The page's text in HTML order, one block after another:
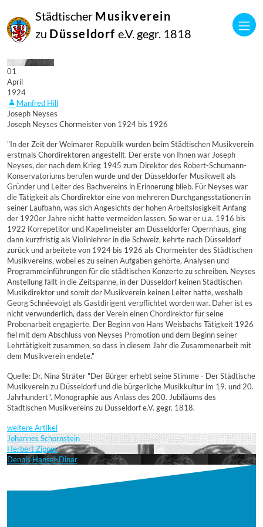
Städtischer Musikverein
zu Düsseldorf e.V. gegr. 1818
01
April
1924
Manfred Hill
Joseph Neyses
Joseph Neyses Chormeister von 1924 bis 1926
"In der Zeit der Weimarer Republik wurden beim Städtischen Musikverein
erstmals Chordirektoren angestellt. Der erste von Ihnen war Joseph
Neyses, der nach dem Krieg 1945 zum Direktor des Robert-Schumann-
Konservatoriums berufen wurde und der Düsseldorfer Musikwelt als
Gründer und Leiter des Bachvereins in Erinnerung blieb. Für Neyses war
die Tätigkeit als Chordirektor eine von mehreren Durchgangsstationen in
seiner Laufbahn, was sich Angesichts der hohen Arbeitslosigkeit Anfang
der 1920er Jahre nicht hatte vermeiden lassen. So war er u.a. 1916 bis
1922 Korrepetitor und Kapellmeister am Düsseldorfer Opernhaus, ging
dann kurzfristig als Violinlehrer in die Schweiz, kehrte nach Düsseldorf
zurück und arbeitete von 1924 bis 1926 als Chormeister des Städtischen
Musikvereins, wobei es zu seinen Aufgaben gehörte, Analysen und
Programmeinführungen für die städtischen Konzerte zu schreiben. Neyses
Anstellung fällt in die Zeitspanne, in der Düsseldorf keinen Städtischen
Musikdirektor und somit der Musikverein keinen Leiter hatte, weshalb
Georg Schnéevoigt als Gastdirigent verpflichtet worden war. Daher ist es
nicht verwunderlich, dass der Verein einen Chordirektor für seine
Probenarbeit engagierte. Der Beginn von Hans Weisbachs Tätigkeit 1926
fiel mit dem Abschluss von Neyses Promotion und dem Beginn seiner
Lehrtätigkeit zusammen, so dass in diesem Jahr die Zusammenarbeit mit
dem Musikverein endete."
Quelle: Dr. Nina Sträter "Der Bürger erhebt seine Stimme - Der Städtische
Musikverein zu Düsseldorf und die bürgerliche Musikkultur im 19. und 20.
Jahrhundert". Monographie aus Anlass des 200. Jubiläums des
Städtischen Musikvereins zu Düsseldorf e.V. gegr. 1818.
weitere Artikel
Johannes Schornstein
Herbert Zipper
Dennis Hansel-Dinar